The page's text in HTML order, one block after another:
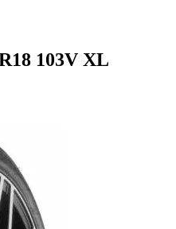
103V XL